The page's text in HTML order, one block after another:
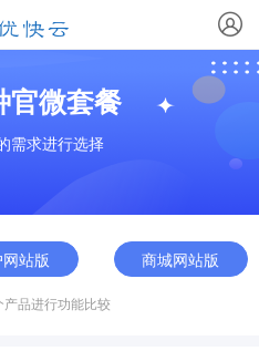
官微套餐
需求进行选择
站版 商城网站版
品进行功能比较